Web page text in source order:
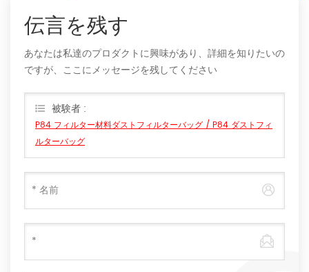
伝言を残す
あなたは私達のプロダクトに興味があり、詳細を知りたいの
ですが、ここにメッセージを残してください
被験者 :
P84 フィルター材料ダストフィルターバッグ / P84 ダストフィ
ルターバッグ